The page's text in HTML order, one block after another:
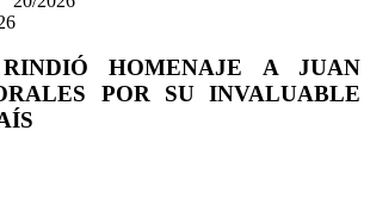
HOMENAJE A JUAN
POR SU INVALUABLE